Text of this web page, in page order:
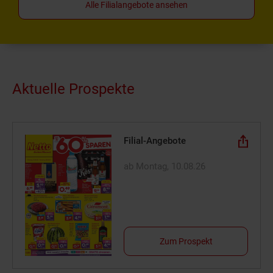
Alle Filialangebote ansehen
Aktuelle Prospekte
Filial-Angebote
Zum Prospekt